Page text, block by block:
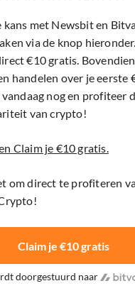
kans met Newsbit en
via de knop
€10 gratis.
handelen over je eerste
nog en profiteer
van crypto!
Claim je €10 gratis.
om direct te profiteren
Claim je €10 gratis
doorgestuurd naar